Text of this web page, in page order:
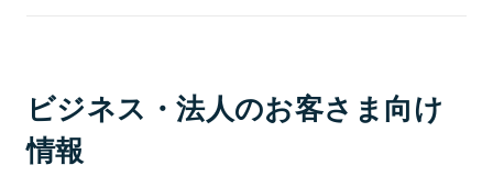
ビジネス・法人のお客さま向け
情報